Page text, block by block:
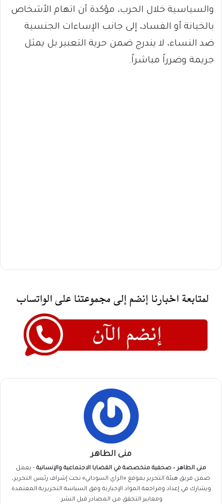
والسياسية خلال الحرب، مؤكدة أن اتهام الأشخاص
بالخيانة أو الفساد، إلى جانب الإساءات الجنسية
ضد النساء، لا يندرج ضمن حرية التعبير بل يمثل
جريمة وضرراً مباشراً.
منى الطاهر
منى الطاهر – صحفية متخصصة في القضايا الاجتماعية والإنسانية - يعمل
ضمن فريق هيئة التحرير بموقع «الراي السوداني» تحت إشراف رئيس التحرير،
ويشارك في إعداد ومراجعة المواد الإخبارية وفق السياسة التحريرية المعتمدة
ومعايير التحقق من المصادر قبل النشر.